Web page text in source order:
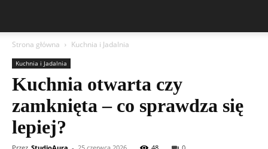
Strona główna Kuchnia i Jadalnia
Kuchnia i Jadalnia
Kuchnia otwarta czy
zamknięta – co sprawdza się
lepiej?